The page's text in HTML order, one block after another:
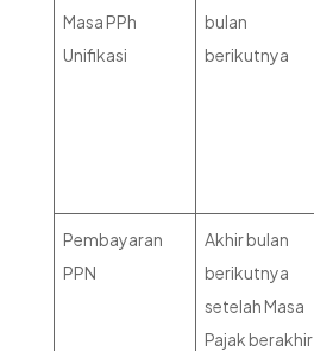
Masa PPh
Unifikasi
bulan
berikutnya
Pembayaran
PPN
Akhir bulan
berikutnya
setelah Masa
Pajak berakhir